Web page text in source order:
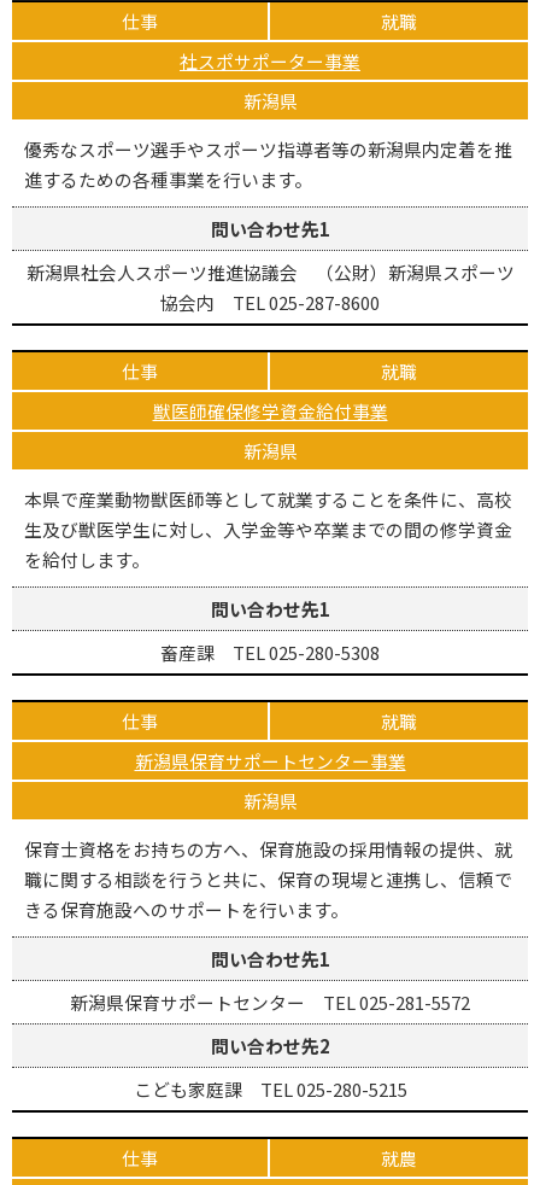
仕事
就職
社スポサポーター事業
新潟県
優秀なスポーツ選手やスポーツ指導者等の新潟県内定着を推
進するための各種事業を行います。
問い合わせ先1
新潟県社会人スポーツ推進協議会 （公財）新潟県スポーツ
協会内 TEL 025-287-8600
仕事
就職
獣医師確保修学資金給付事業
新潟県
本県で産業動物獣医師等として就業することを条件に、高校
生及び獣医学生に対し、入学金等や卒業までの間の修学資金
を給付します。
問い合わせ先1
畜産課 TEL 025-280-5308
仕事
就職
新潟県保育サポートセンター事業
新潟県
保育士資格をお持ちの方へ、保育施設の採用情報の提供、就
職に関する相談を行うと共に、保育の現場と連携し、信頼で
きる保育施設へのサポートを行います。
問い合わせ先1
新潟県保育サポートセンター TEL 025-281-5572
問い合わせ先2
こども家庭課 TEL 025-280-5215
仕事 就農